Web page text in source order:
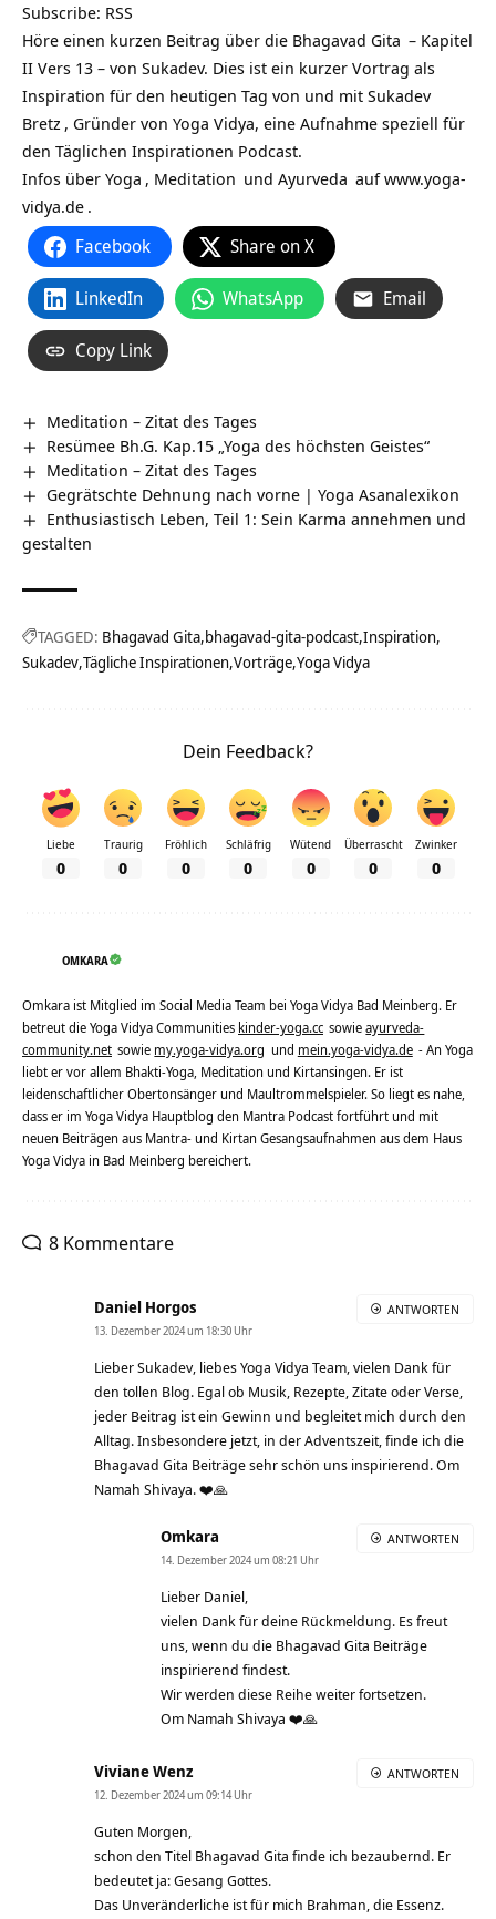
Subscribe: RSS
Höre einen kurzen Beitrag über die Bhagavad Gita – Kapitel
II Vers 13 – von Sukadev. Dies ist ein kurzer Vortrag als
Inspiration für den heutigen Tag von und mit Sukadev
Bretz , Gründer von Yoga Vidya, eine Aufnahme speziell für
den Täglichen Inspirationen Podcast.
Infos über Yoga , Meditation und Ayurveda aufwww.yoga-
vidya.de .
Facebook Share on X
LinkedIn WhatsApp Email
Copy Link
Meditation – Zitat des Tages
Resümee Bh.G. Kap.15 „Yoga des höchsten Geistes“
Meditation – Zitat des Tages
Gegrätschte Dehnung nach vorne | Yoga Asanalexikon
Enthusiastisch Leben, Teil 1: Sein Karma annehmen und
gestalten
TAGGED: Bhagavad Gita bhagavad-gita-podcast Inspiration
Sukadev Tägliche Inspirationen Vorträge Yoga Vidya
Dein Feedback?
Liebe
0
Traurig
0
Fröhlich
0
Schläfrig
0
Wütend
0
Überrascht
0
Zwinker
0
OMKARA
Omkara ist Mitglied im Social Media Team bei Yoga Vidya Bad Meinberg. Er
betreut die Yoga Vidya Communities kinder-yoga.cc sowieayurveda-
community.net sowie my.yoga-vidya.org und mein.yoga-vidya.de - An Yoga
liebt er vor allem Bhakti-Yoga, Meditation und Kirtansingen. Er ist
leidenschaftlicher Obertonsänger und Maultrommelspieler. So liegt es nahe,
dass er im Yoga Vidya Hauptblog den Mantra Podcast fortführt und mit
neuen Beiträgen aus Mantra- und Kirtan Gesangsaufnahmen aus dem Haus
Yoga Vidya in Bad Meinberg bereichert.
8 Kommentare
Daniel Horgos
13. Dezember 2024 um 18:30 Uhr
Lieber Sukadev, liebes Yoga Vidya Team, vielen Dank für
den tollen Blog. Egal ob Musik, Rezepte, Zitate oder Verse,
jeder Beitrag ist ein Gewinn und begleitet mich durch den
Alltag. Insbesondere jetzt, in der Adventszeit, finde ich die
Bhagavad Gita Beiträge sehr schön uns inspirierend. Om
Namah Shivaya. ❤️🙏
ANTWORTEN
Omkara
14. Dezember 2024 um 08:21 Uhr
Lieber Daniel,
vielen Dank für deine Rückmeldung. Es freut
uns, wenn du die Bhagavad Gita Beiträge
inspirierend findest.
Wir werden diese Reihe weiter fortsetzen.
Om Namah Shivaya ❤️🙏
ANTWORTEN
Viviane Wenz
12. Dezember 2024 um 09:14 Uhr
Guten Morgen,
schon den Titel Bhagavad Gita finde ich bezaubernd. Er
bedeutet ja: Gesang Gottes.
Das Unveränderliche ist für mich Brahman, die Essenz.
ANTWORTEN